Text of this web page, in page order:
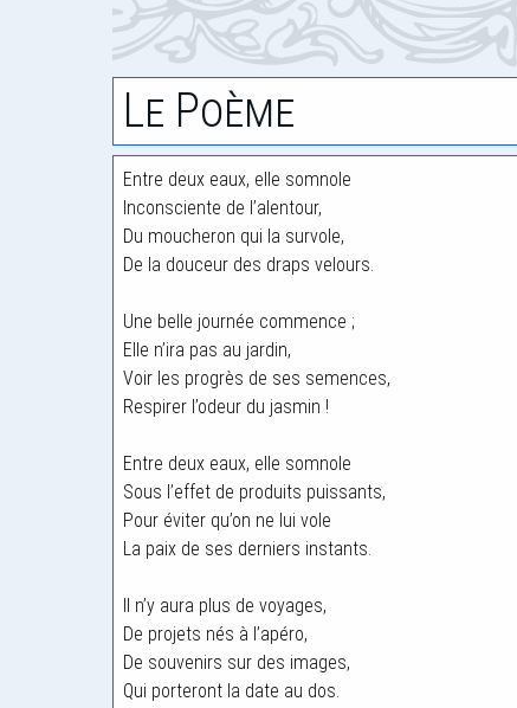
Le Poème
Entre deux eaux, elle somnole
Inconsciente de l’alentour,
Du moucheron qui la survole,
De la douceur des draps velours.
Une belle journée commence ;
Elle n’ira pas au jardin,
Voir les progrès de ses semences,
Respirer l’odeur du jasmin !
Entre deux eaux, elle somnole
Sous l’effet de produits puissants,
Pour éviter qu’on ne lui vole
La paix de ses derniers instants.
Il n’y aura plus de voyages,
De projets nés à l’apéro,
De souvenirs sur des images,
Qui porteront la date au dos.